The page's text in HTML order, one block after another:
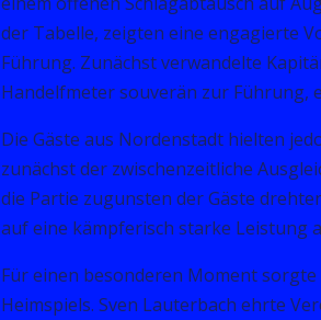
der Tabelle, zeigten eine engagierte
Führung. Zunächst verwandelte
Handelfmeter souverän zur Führung,
Die Gäste aus Nordenstadt hielten
zunächst der zwischenzeitliche
die Partie zugunsten der Gäste
auf eine kämpferisch starke Leistung
Für einen besonderen Moment
Heimspiels. Sven Lauterbach ehrte